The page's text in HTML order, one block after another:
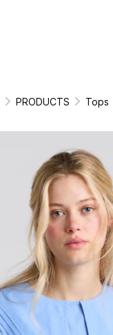
PRODUCTS Tops